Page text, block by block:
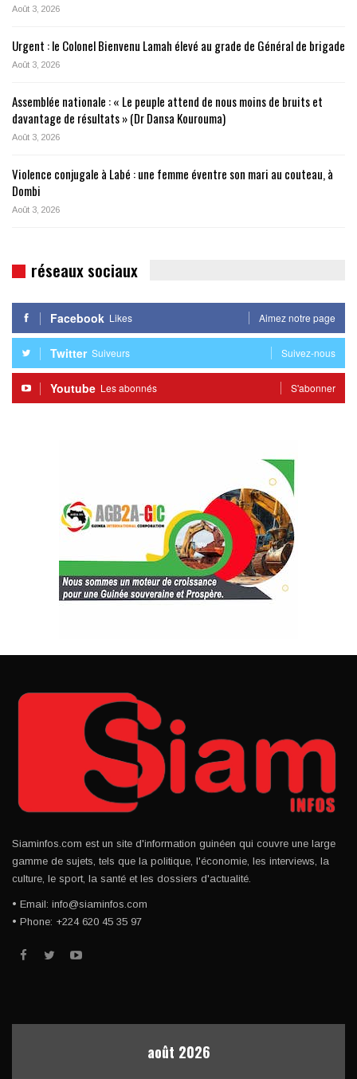
Août 3, 2026
Urgent : le Colonel Bienvenu Lamah élevé au grade de Général de brigade
Août 3, 2026
Assemblée nationale : « Le peuple attend de nous moins de bruits et
davantage de résultats » (Dr Dansa Kourouma)
Août 3, 2026
Violence conjugale à Labé : une femme éventre son mari au couteau, à
Dombi
Août 3, 2026
réseaux sociaux
Facebook Likes Aimez notre page
Twitter Suiveurs Suivez-nous
Youtube Les abonnés S'abonner
Siaminfos.com est un site d'information guinéen qui couvre une large
gamme de sujets, tels que la politique, l'économie, les interviews, la
culture, le sport, la santé et les dossiers d'actualité.
• Email: info@siaminfos.com
• Phone: +224 620 45 35 97
août 2026